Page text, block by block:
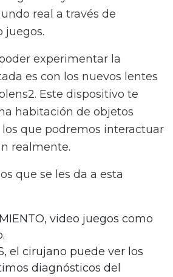
real a través de
juegos.
experimentar la
es con los nuevos lentes
Este dispositivo te
habitación de objetos
los que podremos interactuar
realmente.
que se les da a esta
video juegos como
el cirujano puede ver los
diagnósticos del